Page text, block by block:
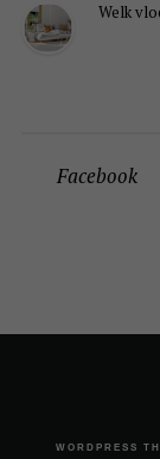
Welk
Facebook
WORDPRESS